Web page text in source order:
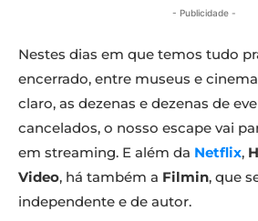
- Publicidade -
Nestes dias em que temos tudo
encerrado, entre museus e
claro, as dezenas e dezenas de
cancelados, o nosso escape vai
em streaming. E além da Netflix,
Video, há também a Filmin, que
independente e de autor.